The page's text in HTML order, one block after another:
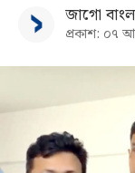
জাগো
প্রকাশ: ০৭